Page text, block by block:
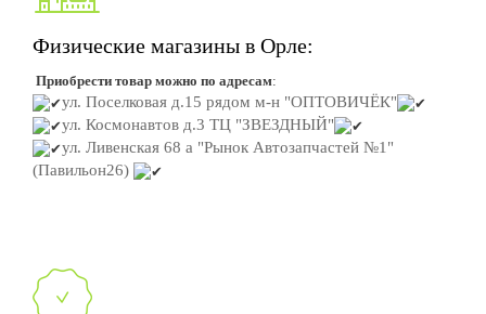
Физические магазины в Орле:
Приобрести товар можно по адресам:
ул. Поселковая д.15 рядом м-н "ОПТОВИЧЁК"
ул. Космонавтов д.3 ТЦ "ЗВЕЗДНЫЙ"
ул. Ливенская 68 а "Рынок Автозапчастей №1"
(Павильон26)